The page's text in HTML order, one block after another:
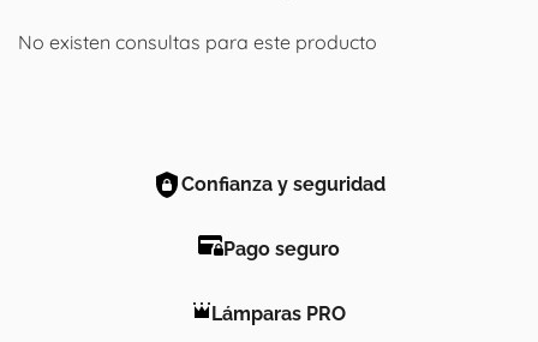
No existen consultas para este producto
Confianza y seguridad
Pago seguro
Lámparas PRO